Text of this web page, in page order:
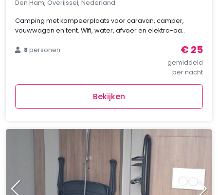
Den Ham, Overijssel, Nederland
Camping met kampeerplaats voor caravan, camper,
vouwwagen en tent. Wifi, water, afvoer en elektra-aa..
8personen € 25
gemiddeld
per nacht
Bekijken